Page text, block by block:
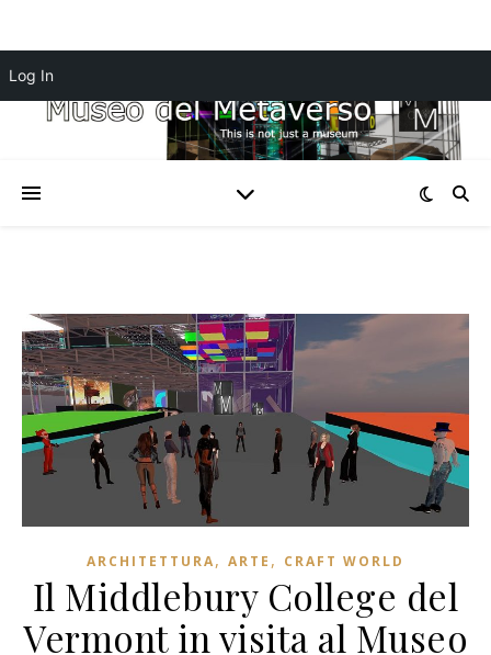
Log In
ARCHITETTURA, ARTE , CRAFT WORLD
Il Middlebury College del
Vermont in visita al Museo